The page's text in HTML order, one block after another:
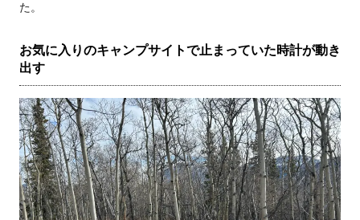
た。
お気に入りのキャンプサイトで止まっていた時計が動き
出す